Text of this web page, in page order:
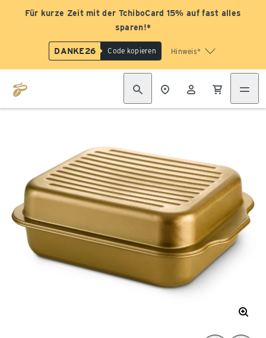
Für kurze Zeit mit der TchiboCard 15% auf fast alles
sparen!*
DANKE26 Code kopieren Hinweis*